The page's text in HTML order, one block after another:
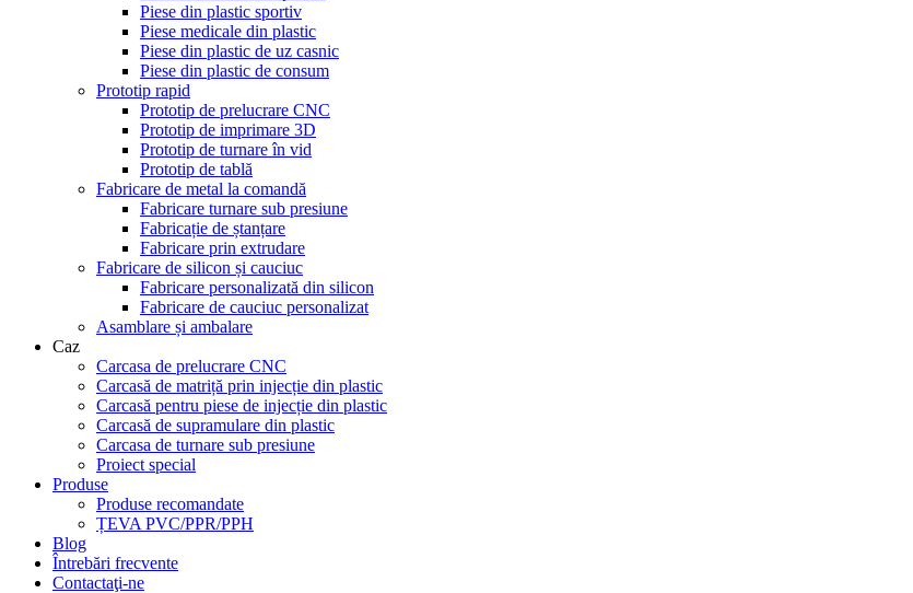
Piese din plastic sportiv
Piese medicale din plastic
Piese din plastic de uz casnic
Piese din plastic de consum
Prototip rapid
Prototip de prelucrare CNC
Prototip de imprimare 3D
Prototip de turnare în vid
Prototip de tablă
Fabricare de metal la comandă
Fabricare turnare sub presiune
Fabricație de ștanțare
Fabricare prin extrudare
Fabricare de silicon și cauciuc
Fabricare personalizată din silicon
Fabricare de cauciuc personalizat
Asamblare și ambalare
Caz
Carcasa de prelucrare CNC
Carcasă de matriță prin injecție din plastic
Carcasă pentru piese de injecție din plastic
Carcasă de supramulare din plastic
Carcasa de turnare sub presiune
Proiect special
Produse
Produse recomandate
ȚEVA PVC/PPR/PPH
Blog
Întrebări frecvente
Contactaţi-ne